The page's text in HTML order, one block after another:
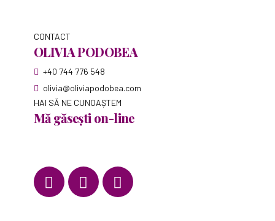
CONTACT
OLIVIA PODOBEA
+40 744 776 548
olivia@oliviapodobea.com
HAI SĂ NE CUNOAȘTEM
Mă găsești on-line